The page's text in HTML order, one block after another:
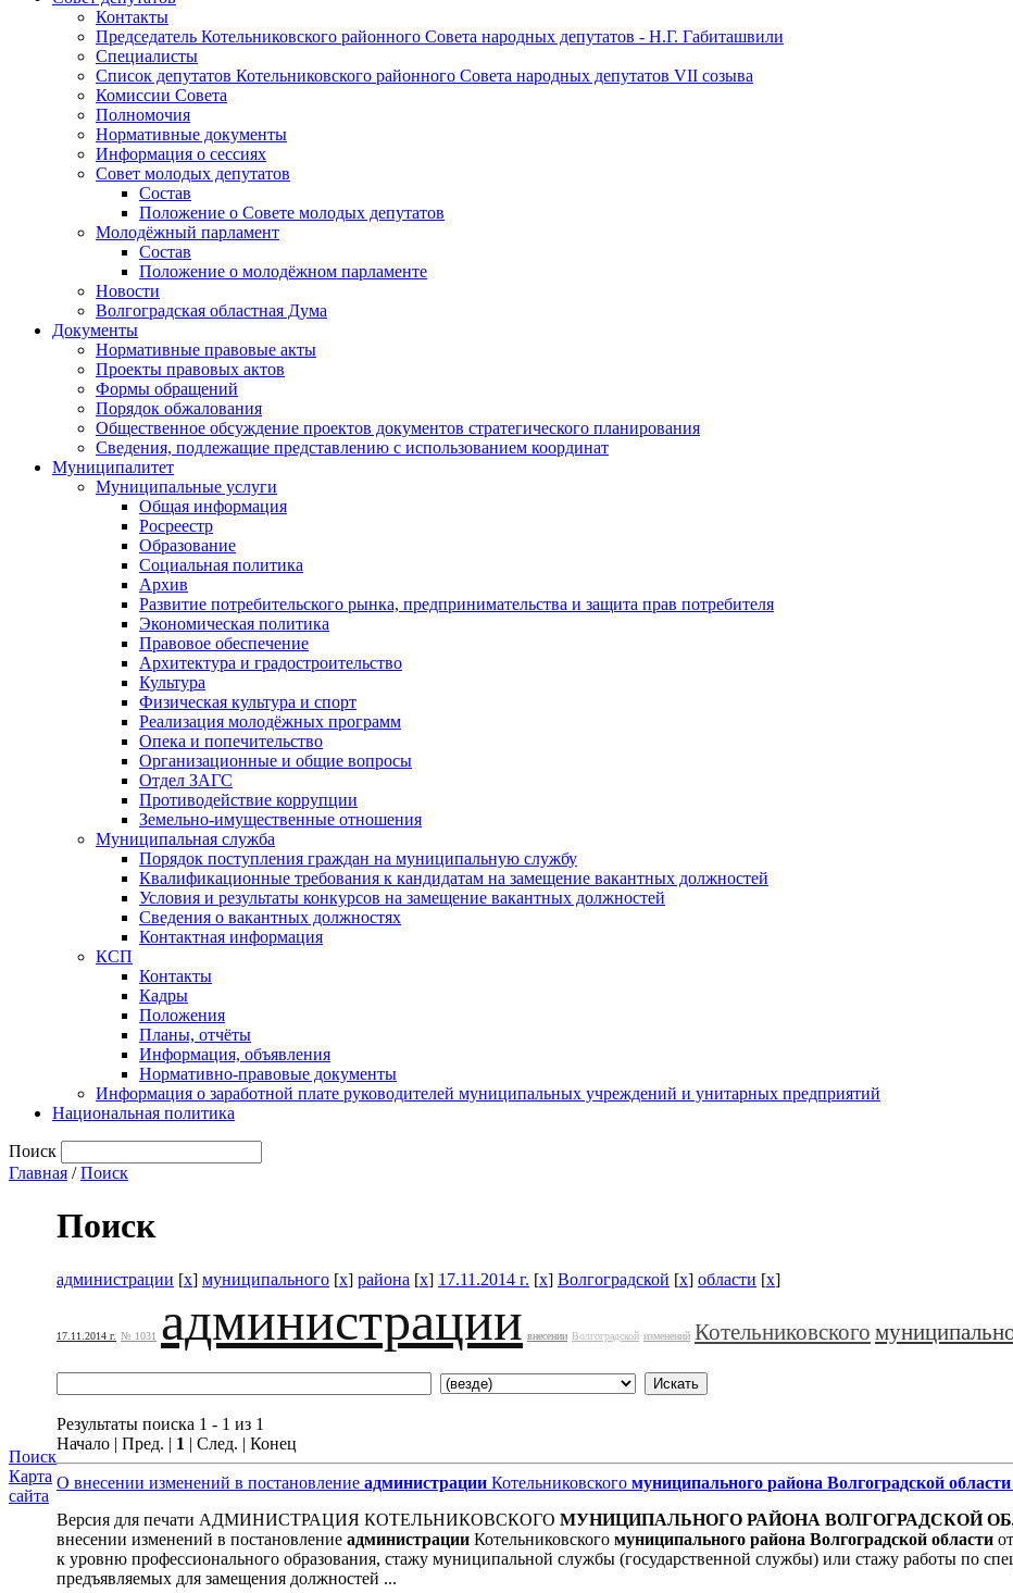
Контакты
Председатель Котельниковского районного Совета народных депутатов - Н.Г. Габиташвили
Специалисты
Список депутатов Котельниковского районного Совета народных депутатов VII созыва
Комиссии Совета
Полномочия
Нормативные документы
Информация о сессиях
Совет молодых депутатов
Состав
Положение о Совете молодых депутатов
Молодёжный парламент
Состав
Положение о молодёжном парламенте
Новости
Волгоградская областная Дума
Документы
Нормативные правовые акты
Проекты правовых актов
Формы обращений
Порядок обжалования
Общественное обсуждение проектов документов стратегического планирования
Сведения, подлежащие представлению с использованием координат
Муниципалитет
Муниципальные услуги
Общая информация
Росреестр
Образование
Социальная политика
Архив
Развитие потребительского рынка, предпринимательства и защита прав потребителя
Экономическая политика
Правовое обеспечение
Архитектура и градостроительство
Культура
Физическая культура и спорт
Реализация молодёжных программ
Опека и попечительство
Организационные и общие вопросы
Отдел ЗАГС
Противодействие коррупции
Земельно-имущественные отношения
Муниципальная служба
Порядок поступления граждан на муниципальную службу
Квалификационные требования к кандидатам на замещение вакантных должностей
Условия и результаты конкурсов на замещение вакантных должностей
Сведения о вакантных должностях
Контактная информация
КСП
Контакты
Кадры
Положения
Планы, отчёты
Информация, объявления
Нормативно-правовые документы
Информация о заработной плате руководителей муниципальных учреждений и унитарных предприятий
Национальная политика
Поиск
Главная /Поиск
Поиск
Карта
сайта
Поиск
администрации [x] муниципального [x] района [x] 17.11.2014 г. [x] Волгоградской [x] области [x]
17.11.2014 г. № 1031 администрации внесении Волгоградской изменений Котельниковского
Результаты поиска 1 - 1 из 1
Начало | Пред. | 1 | След. | Конец
О внесении изменений в постановление администрации Котельниковского муниципального района Волгоградской области
Версия для печати АДМИНИСТРАЦИЯ КОТЕЛЬНИКОВСКОГО МУНИЦИПАЛЬНОГО РАЙОНА ВОЛГОГРАДСКОЙ
внесении изменений в постановление администрации Котельниковского муниципального района Волгоградской области от
к уровню профессионального образования, стажу муниципальной службы (государственной службы) или стажу работы по
предъявляемых для замещения должностей ...